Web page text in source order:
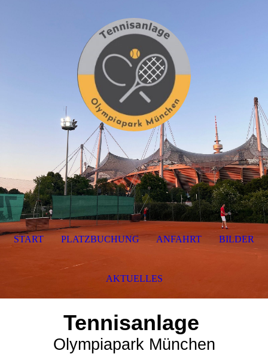
Tennisanlage
Olympiapark München
START PLATZBUCHUNG ANFAHRT BILDER
AKTUELLES